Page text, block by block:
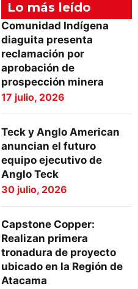
Lo más leído
Comunidad Indígena
diaguita presenta
reclamación por
aprobación de
prospección minera
17 julio, 2026
Teck y Anglo American
anuncian el futuro
equipo ejecutivo de
Anglo Teck
30 julio, 2026
Capstone Copper:
Realizan primera
tronadura de proyecto
ubicado en la Región de
Atacama